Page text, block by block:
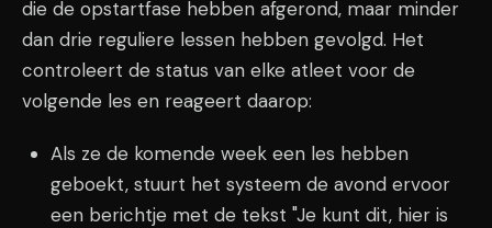
die de opstartfase hebben afgerond, maar minder
dan drie reguliere lessen hebben gevolgd. Het
controleert de status van elke atleet voor de
volgende les en reageert daarop:
Als ze de komende week een les hebben
geboekt, stuurt het systeem de avond ervoor
een berichtje met de tekst "Je kunt dit, hier is